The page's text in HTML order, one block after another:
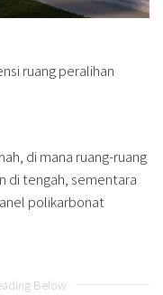
ruang peralihan
di mana ruang-ruang
di tengah, sementara
polikarbonat
Below